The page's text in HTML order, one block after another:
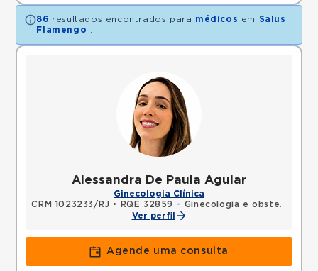
86 resultados encontrados para médicos em
Salus
Flamengo
Alessandra De Paula Aguiar
Ginecologia Clínica
CRM 1023233/RJ •
RQE 32859 - Ginecologia e obstetrícia
Ver perfil
Agende uma consulta